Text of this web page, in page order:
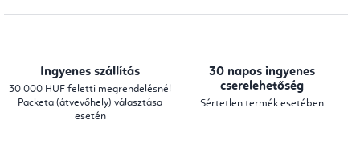
s
Ingyenes szállítás
30 000 HUF feletti megrendelésnél
Packeta (átvevőhely) választása
esetén
30 napos ingyenes
cserelehetőség
Sértetlen termék esetében